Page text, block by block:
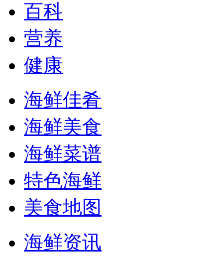
百科
营养
健康
海鲜佳肴
海鲜美食
海鲜菜谱
特色海鲜
美食地图
海鲜资讯